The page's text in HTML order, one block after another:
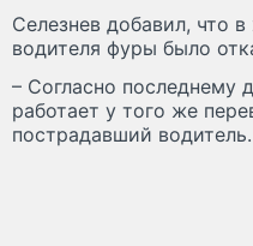
Селезнев добавил, что
водителя фуры было
– Согласно последнему
работает у того же
пострадавший водитель.